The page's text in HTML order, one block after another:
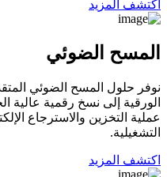
اكتشف المزيد
المسح الضوئي
نوفر حلول المسح الضوئي
الورقية إلى نسخ رقمية
عملية التخزين والاسترجاع
التشغيلية.
اكتشف المزيد